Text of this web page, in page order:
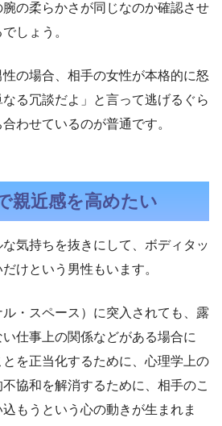
の柔らかさが同じなのか確認させ
しょう。
の場合、相手の女性が本格的に怒
る冗談だよ」と言って逃げるぐら
わせているのが普通です。
親近感を高めたい
気持ちを抜きにして、ボディタッ
けという男性もいます。
・スペース）に突入されても、露
仕事上の関係などがある場合に
を正当化するために、心理学上の
協和を解消するために、相手のこ
もうという心の動きが生まれま